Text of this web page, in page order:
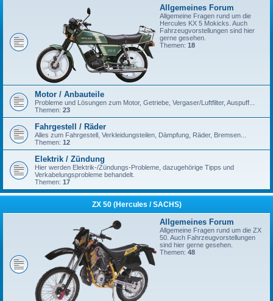
Allgemeines Forum
Allgemeine Fragen rund um die
Hercules KX 5 Mokicks. Auch
Fahrzeugvorstellungen sind hier
gerne gesehen.
Themen: 18
Motor / Anbauteile
Probleme und Lösungen zum Motor, Getriebe, Vergaser/Luftfilter, Auspuff...
Themen: 23
Fahrgestell / Räder
Alles zum Fahrgestell, Verkleidungsteilen, Dämpfung, Räder, Bremsen...
Themen: 12
Elektrik / Zündung
Hier werden Elektrik-/Zündungs-Probleme, dazugehörige Tipps und
Verkabelungsprobleme behandelt.
Themen: 17
ZX 50 (Hercules / SACHS)
Allgemeines Forum
Allgemeine Fragen rund um die ZX
50. Auch Fahrzeugvorstellungen
sind hier gerne gesehen.
Themen: 48